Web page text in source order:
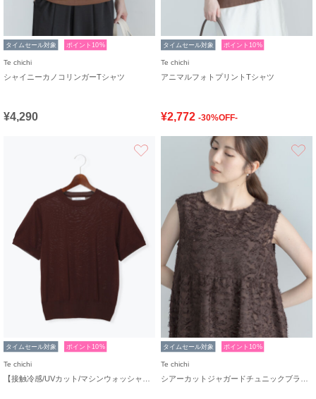
タイムセール対象 ポイント10%
Te chichi
シャイニーカノコリンガーTシャツ
¥4,290
タイムセール対象 ポイント10%
Te chichi
アニマルフォトプリントTシャツ
¥2,772 -30%OFF-
タイムセール対象 ポイント10%
Te chichi
タイムセール対象 ポイント10%
Te chichi